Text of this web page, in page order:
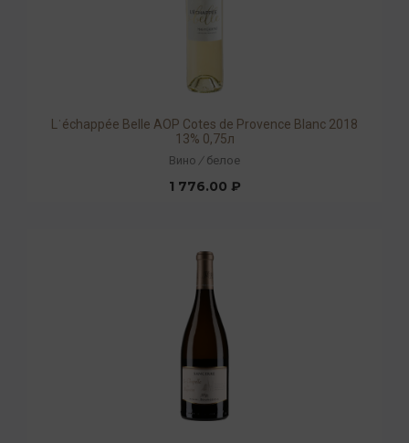
Lˈéchappée Belle AOP Cotes de Provence Blanc 2018
13% 0,75л
Вино / белое
1 776.00 ₽